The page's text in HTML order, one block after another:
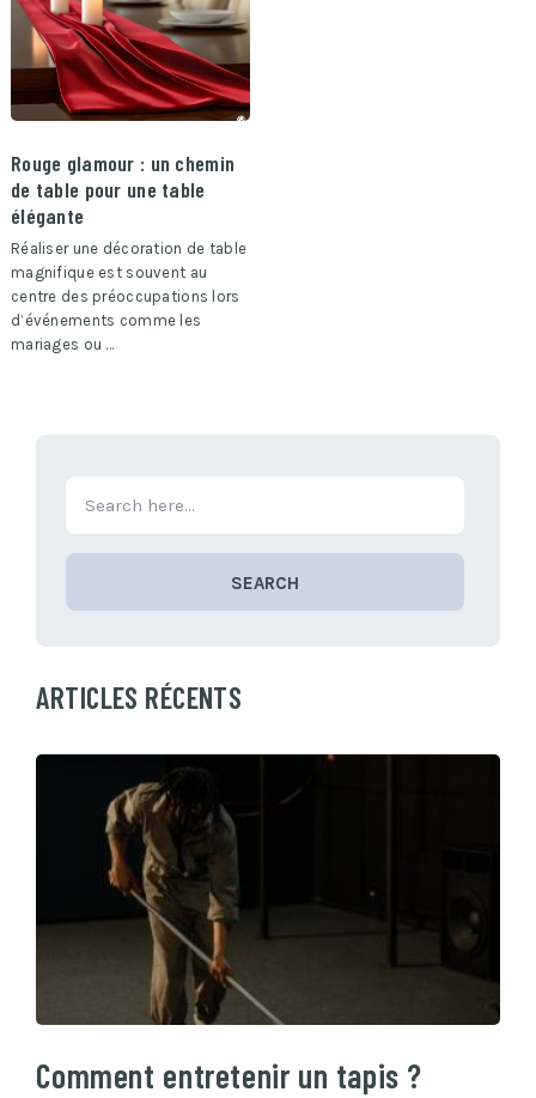
Rouge glamour : un chemin
de table pour une table
élégante
Réaliser une décoration de table
magnifique est souvent au
centre des préoccupations lors
d’événements comme les
mariages ou …
SEARCH
ARTICLES RÉCENTS
Comment entretenir un tapis ?